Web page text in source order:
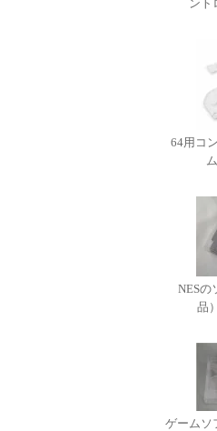
ント
64用コ
NESの
品
ゲームソ